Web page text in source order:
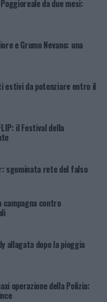
da due mesi:
e Grumo Nevano: una
estivi da potenziare entro il
il Festival della
sgominata rete del falso
campagna contro
allagata dopo la pioggia
operazione della Polizia: